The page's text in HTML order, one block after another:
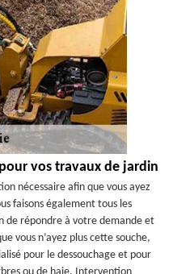
vos travaux de jardin
nécessaire afin que vous ayez
faisons également tous les
de répondre à votre demande et
vous n’ayez plus cette souche,
pour le dessouchage et pour